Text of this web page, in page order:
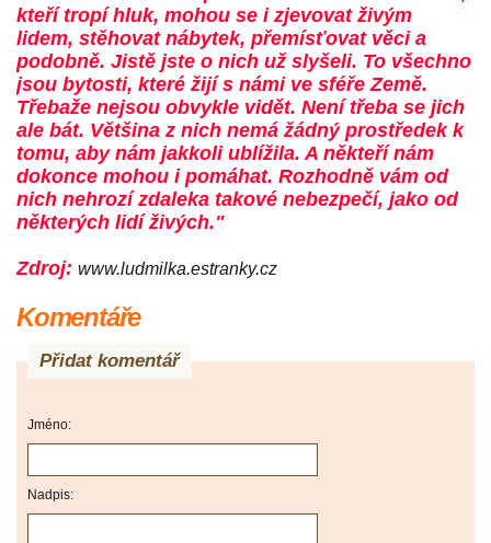
kteří tropí hluk, mohou se i zjevovat živým
lidem, stěhovat nábytek, přemísťovat věci a
podobně. Jistě jste o nich už slyšeli. To všechno
jsou bytosti, které žijí s námi ve sféře Země.
Třebaže nejsou obvykle vidět. Není třeba se jich
ale bát. Většina z nich nemá žádný prostředek k
tomu, aby nám jakkoli ublížila. A někteří nám
dokonce mohou i pomáhat. Rozhodně vám od
nich nehrozí zdaleka takové nebezpečí, jako od
některých lidí živých."
Zdroj: www.ludmilka.estranky.cz
Komentáře
Přidat komentář
Jméno:
Nadpis: